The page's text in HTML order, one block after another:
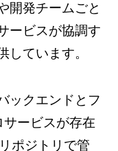
開発チームごと
ービスが協調す
しています。
ックエンドとフ
ービスが存在
ポジトリで管